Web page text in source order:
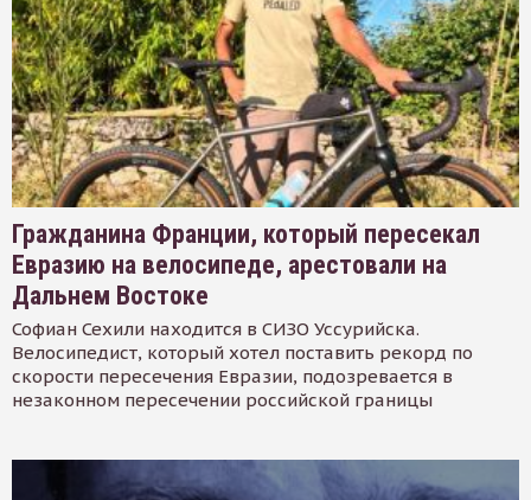
Гражданина Франции, который пересекал
Евразию на велосипеде, арестовали на
Дальнем Востоке
Софиан Сехили находится в СИЗО Уссурийска.
Велосипедист, который хотел поставить рекорд по
скорости пересечения Евразии, подозревается в
незаконном пересечении российской границы